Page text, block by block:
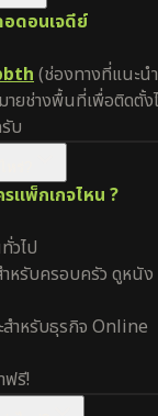
อดอนเจดีย์
(ช่องทางที่แนะน
ายช่างพื้นที่เพื่อติดตั้ง
บ
แพ็กเกจไหน ?
วไป
หรับครอบครัว ดูหนัง
ำหรับธุรกิจ Online
ฟรี!